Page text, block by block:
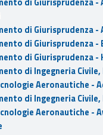
di Giurisprudenza -
di Giurisprudenza -
di Giurisprudenza -
di Ingegneria
Aeronautiche -
di Ingegneria
Aeronautiche -